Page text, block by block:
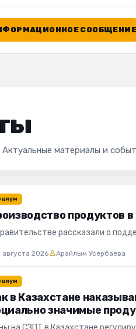
СООБЩЕНИЕ
материалы и
продуктов
рассказали о
августа 2026 Арайлым Усербаева
в Казахстане
значимые